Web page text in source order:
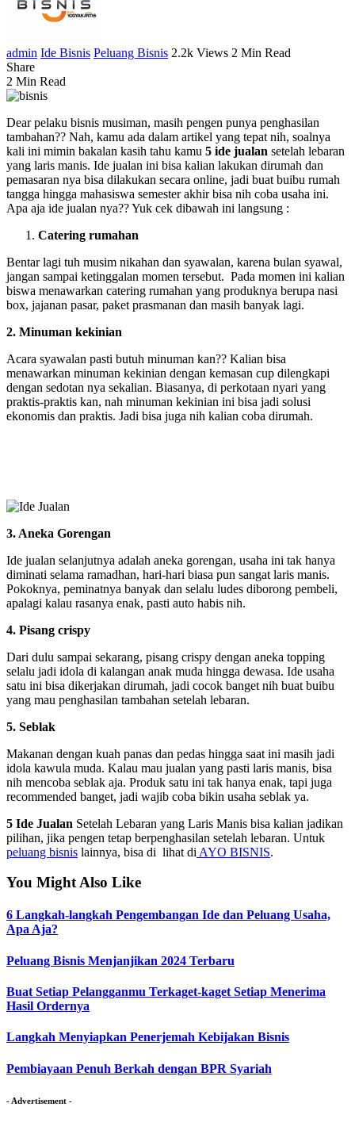
admin Ide Bisnis Peluang Bisnis 2.2k Views 2 Min Read
Share
2 Min Read
Dear pelaku bisnis musiman, masih pengen punya penghasilan
tambahan?? Nah, kamu ada dalam artikel yang tepat nih, soalnya
kali ini mimin bakalan kasih tahu kamu 5 ide jualan setelah lebaran
yang laris manis. Ide jualan ini bisa kalian lakukan dirumah dan
pemasaran nya bisa dilakukan secara online, jadi buat buibu rumah
tangga hingga mahasiswa semester akhir bisa nih coba usaha ini.
Apa aja ide jualan nya?? Yuk cek dibawah ini langsung :
Catering rumahan
Bentar lagi tuh musim nikahan dan syawalan, karena bulan syawal,
jangan sampai ketinggalan momen tersebut. Pada momen ini kalian
biswa menawarkan catering rumahan yang produknya berupa nasi
box, jajanan pasar, paket prasmanan dan masih banyak lagi.
2. Minuman kekinian
Acara syawalan pasti butuh minuman kan?? Kalian bisa
menawarkan minuman kekinian dengan kemasan cup dilengkapi
dengan sedotan nya sekalian. Biasanya, di perkotaan nyari yang
praktis-praktis kan, nah minuman kekinian ini bisa jadi solusi
ekonomis dan praktis. Jadi bisa juga nih kalian coba dirumah.
3. Aneka Gorengan
Ide jualan selanjutnya adalah aneka gorengan, usaha ini tak hanya
diminati selama ramadhan, hari-hari biasa pun sangat laris manis.
Pokoknya, peminatnya banyak dan selalu ludes diborong pembeli,
apalagi kalau rasanya enak, pasti auto habis nih.
4. Pisang crispy
Dari dulu sampai sekarang, pisang crispy dengan aneka topping
selalu jadi idola di kalangan anak muda hingga dewasa. Ide usaha
satu ini bisa dikerjakan dirumah, jadi cocok banget nih buat buibu
yang mau penghasilan tambahan setelah lebaran.
5. Seblak
Makanan dengan kuah panas dan pedas hingga saat ini masih jadi
idola kawula muda. Kalau mau jualan yang pasti laris manis, bisa
nih mencoba seblak aja. Produk satu ini tak hanya enak, tapi juga
recommended banget, jadi wajib coba bikin usaha seblak ya.
5 Ide Jualan Setelah Lebaran yang Laris Manis bisa kalian jadikan
pilihan, jika pengen tetap berpenghasilan setelah lebaran. Untuk
peluang bisnis lainnya, bisa di lihat di AYO BISNIS.
You Might Also Like
6 Langkah-langkah Pengembangan Ide dan Peluang Usaha,
Apa Aja?
Peluang Bisnis Menjanjikan 2024 Terbaru
Buat Setiap Pelangganmu Terkaget-kaget Setiap Menerima
Hasil Ordernya
Langkah Menyiapkan Penerjemah Kebijakan Bisnis
Pembiayaan Penuh Berkah dengan BPR Syariah
- Advertisement -